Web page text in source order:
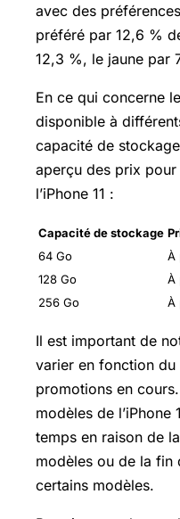
avec des
préféré par 12,6 %
12,3 %, le jaune par
En ce qui concerne
disponible à
capacité de
aperçu des prix
l’iPhone 11 :
Capacité de stockage
64 Go
À
128 Go
À
256 Go
À
Il est important de
varier en fonction
promotions en
modèles de
temps en raison de
modèles ou de la
certains modèles.